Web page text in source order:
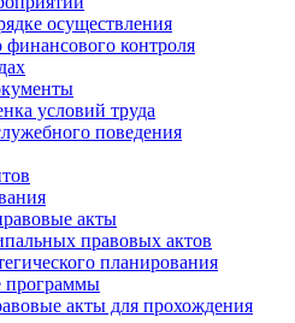
осуществления
контроля
условий труда
поведения
акты
правовых актов
планирования
акты для прохождения